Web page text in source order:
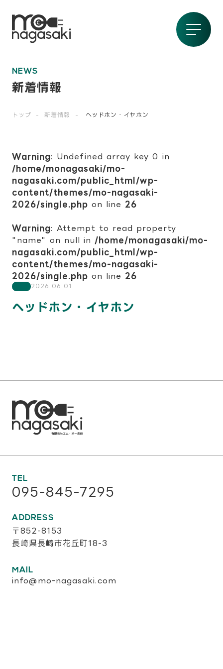
NEWS
新着情報
トップ 新着情報 ヘッドホン・イヤホン
Warning: Undefined array key 0 in
/home/monagasaki/mo-
nagasaki.com/public_html/wp-
content/themes/mo-nagasaki-
2026/single.php on line 26
Warning: Attempt to read property
"name" on null in /home/monagasaki/mo-
nagasaki.com/public_html/wp-
content/themes/mo-nagasaki-
2026/single.php on line 26
2026.06.01
ヘッドホン・イヤホン
TEL
095-845-7295
ADDRESS
〒852-8153
長崎県長崎市花丘町18-3
MAIL
info@mo-nagasaki.com